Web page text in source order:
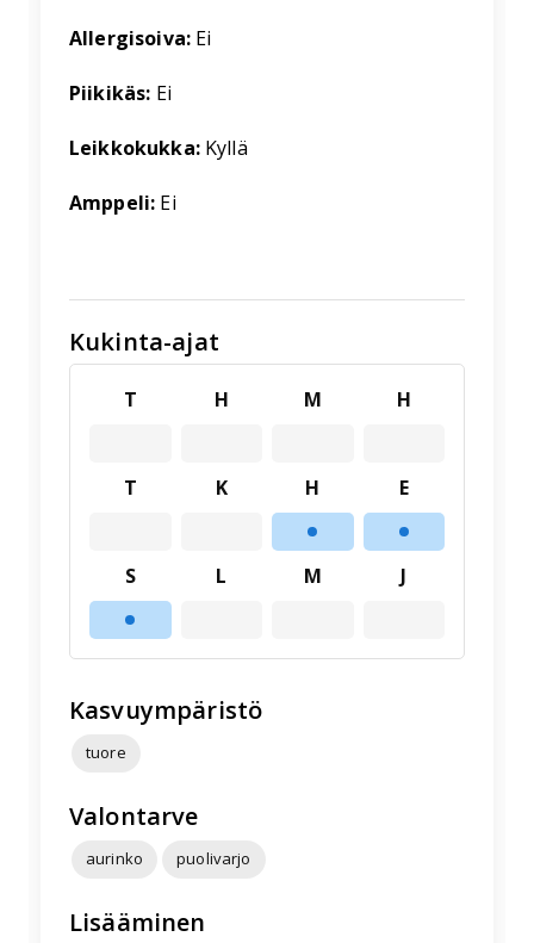
Allergisoiva: Ei
Piikikäs: Ei
Leikkokukka: Kyllä
Amppeli: Ei
Kukinta-ajat
T H M H
T K H E
S L M J
Kasvuympäristö
tuore
Valontarve
aurinko puolivarjo
Lisääminen